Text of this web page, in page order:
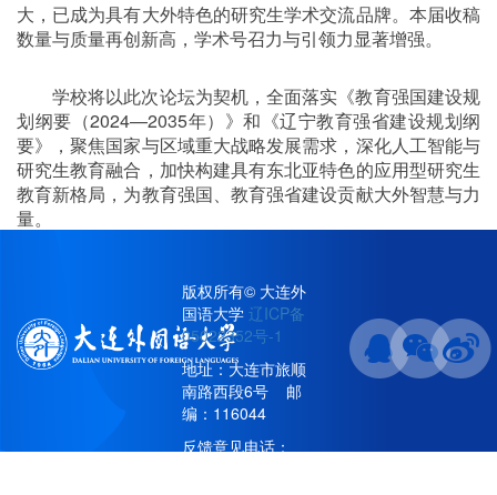
大，已成为具有大外特色的研究生学术交流品牌。本届收稿
数量与质量再创新高，学术号召力与引领力显著增强。
学校将以此次论坛为契机，全面落实《教育强国建设规
划纲要（2024—2035年）》和《辽宁教育强省建设规划纲
要》，聚焦国家与区域重大战略发展需求，深化人工智能与
研究生教育融合，加快构建具有东北亚特色的应用型研究生
教育新格局，为教育强国、教育强省建设贡献大外智慧与力
量。
责任编辑：邴祎龙
版权所有© 大连外
国语大学辽ICP备
05022352号-1
地址：大连市旅顺
南路西段6号 邮
编：116044
反馈意见电话：